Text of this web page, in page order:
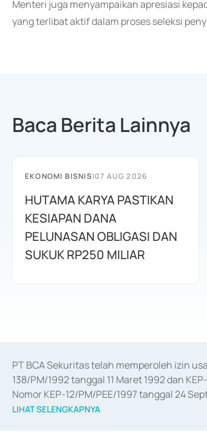
Menteri juga menyampaikan apresiasi
yang terlibat aktif dalam proses seleksi
Baca Berita Lainnya
EKONOMI BISNIS|07 AUG 2026
HUTAMA KARYA PASTIKAN
KESIAPAN DANA
PELUNASAN OBLIGASI DAN
SUKUK RP250 MILIAR
PT BCA Sekuritas telah memperoleh izin
138/PM/1992 tanggal 11 Maret 1992 dan
Nomor KEP-12/PM/PEE/1997 tanggal 24
merger, akuisisi, divestasi, dan
LIHAT SELENGKAPNYA